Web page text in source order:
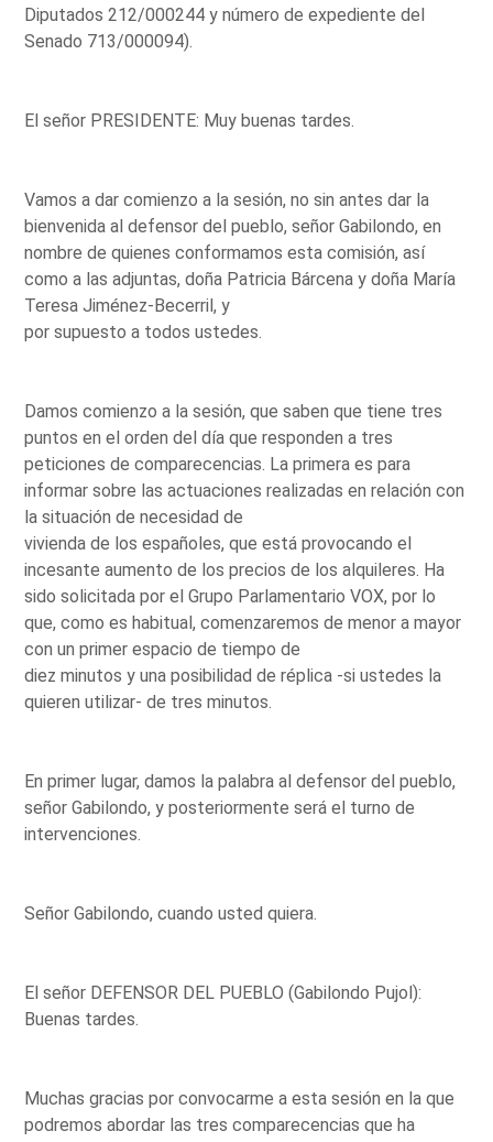
Diputados 212/000244 y número de expediente del
Senado 713/000094).
El señor PRESIDENTE: Muy buenas tardes.
Vamos a dar comienzo a la sesión, no sin antes dar la
bienvenida al defensor del pueblo, señor Gabilondo, en
nombre de quienes conformamos esta comisión, así
como a las adjuntas, doña Patricia Bárcena y doña María
Teresa Jiménez-Becerril, y
por supuesto a todos ustedes.
Damos comienzo a la sesión, que saben que tiene tres
puntos en el orden del día que responden a tres
peticiones de comparecencias. La primera es para
informar sobre las actuaciones realizadas en relación con
la situación de necesidad de
vivienda de los españoles, que está provocando el
incesante aumento de los precios de los alquileres. Ha
sido solicitada por el Grupo Parlamentario VOX, por lo
que, como es habitual, comenzaremos de menor a mayor
con un primer espacio de tiempo de
diez minutos y una posibilidad de réplica -si ustedes la
quieren utilizar- de tres minutos.
En primer lugar, damos la palabra al defensor del pueblo,
señor Gabilondo, y posteriormente será el turno de
intervenciones.
Señor Gabilondo, cuando usted quiera.
El señor DEFENSOR DEL PUEBLO (Gabilondo Pujol):
Buenas tardes.
Muchas gracias por convocarme a esta sesión en la que
podremos abordar las tres comparecencias que ha